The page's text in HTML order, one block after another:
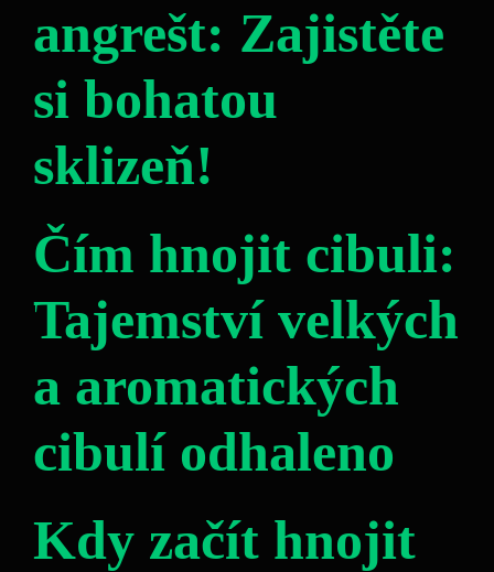
angrešt: Zajistěte
si bohatou
sklizeň!
Čím hnojit cibuli:
Tajemství velkých
a aromatických
cibulí odhaleno
Kdy začít hnojit